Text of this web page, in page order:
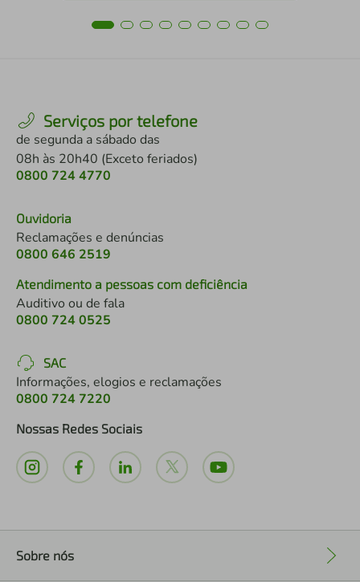
Serviços por telefone
de segunda a sábado das
08h às 20h40 (Exceto feriados)
0800 724 4770
Ouvidoria
Reclamações e denúncias
0800 646 2519
Atendimento a pessoas com deficiência
Auditivo ou de fala
0800 724 0525
SAC
Informações, elogios e reclamações
0800 724 7220
Nossas Redes Sociais
Sobre nós